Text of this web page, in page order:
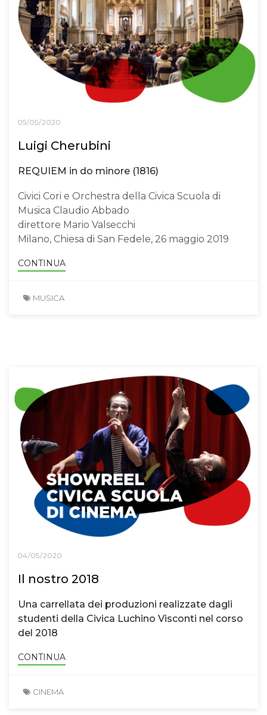
05/05/2020
Luigi Cherubini
REQUIEM in do minore (1816)
Civici Cori e Orchestra della Civica Scuola di
Musica Claudio Abbado
direttore Mario Valsecchi
Milano, Chiesa di San Fedele, 26 maggio 2019
CONTINUA
MUSICA
04/05/2020
Il nostro 2018
Una carrellata dei produzioni realizzate dagli
studenti della Civica Luchino Visconti nel corso
del 2018
CONTINUA
CINEMA